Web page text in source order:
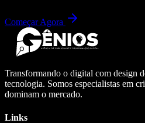
Começar Agora
Transformando o digital com design
tecnologia. Somos especialistas em
dominam o mercado.
Links